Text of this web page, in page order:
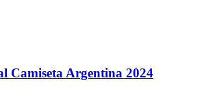
Camiseta Argentina 2024